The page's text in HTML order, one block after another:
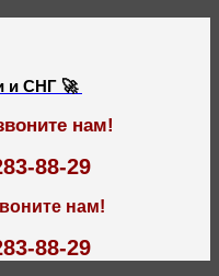
и СНГ 🚀
нам!
88-29
нам!
88-29